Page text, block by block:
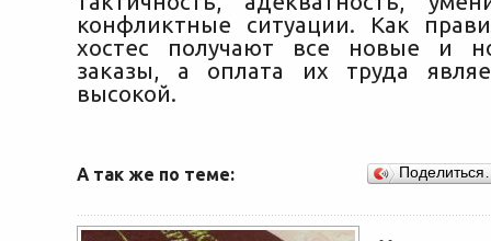
конфликтные ситуации. Как
хостес получают все новые и
заказы, а оплата их труда
высокой.
А так же по теме: